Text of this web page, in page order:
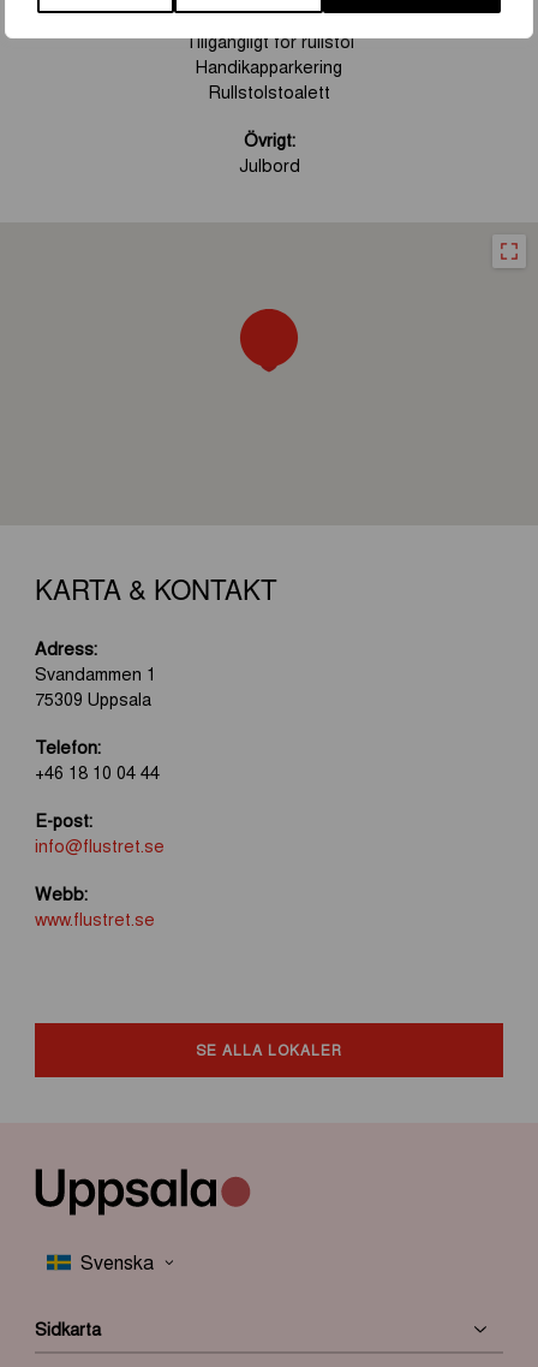
Tillgänglighet:
Tillgängligt för rullstol
Handikapparkering
Rullstolstoalett
Övrigt:
Julbord
KARTA & KONTAKT
Adress:
Svandammen 1
75309 Uppsala
Telefon:
+46 18 10 04 44
E-post:
info@flustret.se
Webb:
www.flustret.se
SE ALLA LOKALER
Sidkarta